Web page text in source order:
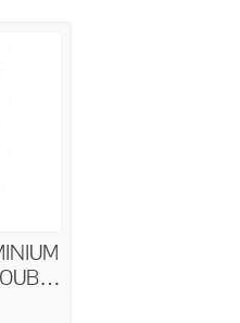
D.